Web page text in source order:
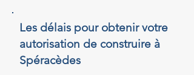
Les délais pour obtenir votre
autorisation de construire à
Spéracèdes